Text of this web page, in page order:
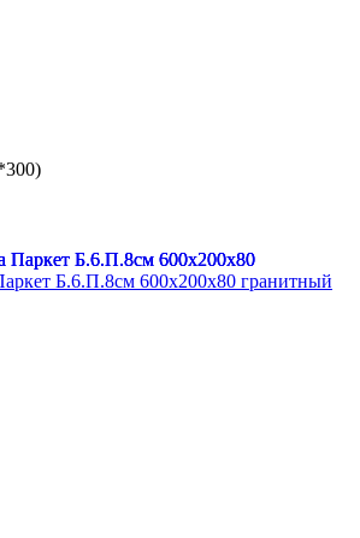
Б.6.П.8см 600х200х80 гранитный